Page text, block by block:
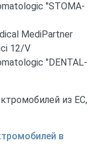
"STOMA-
MediPartner
12/V
"DENTAL-
из ЕС,
в